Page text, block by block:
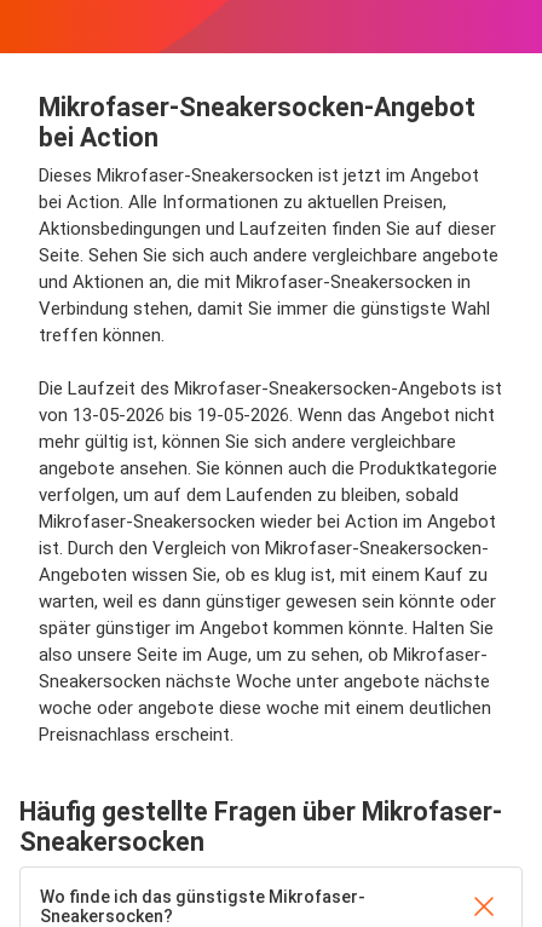
Mikrofaser-Sneakersocken-Angebot
bei Action
Dieses Mikrofaser-Sneakersocken ist jetzt im Angebot
bei Action. Alle Informationen zu aktuellen Preisen,
Aktionsbedingungen und Laufzeiten finden Sie auf dieser
Seite. Sehen Sie sich auch andere vergleichbare angebote
und Aktionen an, die mit Mikrofaser-Sneakersocken in
Verbindung stehen, damit Sie immer die günstigste Wahl
treffen können.
Die Laufzeit des Mikrofaser-Sneakersocken-Angebots ist
von 13-05-2026 bis 19-05-2026. Wenn das Angebot nicht
mehr gültig ist, können Sie sich andere vergleichbare
angebote ansehen. Sie können auch die Produktkategorie
verfolgen, um auf dem Laufenden zu bleiben, sobald
Mikrofaser-Sneakersocken wieder bei Action im Angebot
ist. Durch den Vergleich von Mikrofaser-Sneakersocken-
Angeboten wissen Sie, ob es klug ist, mit einem Kauf zu
warten, weil es dann günstiger gewesen sein könnte oder
später günstiger im Angebot kommen könnte. Halten Sie
also unsere Seite im Auge, um zu sehen, ob Mikrofaser-
Sneakersocken nächste Woche unter angebote nächste
woche oder angebote diese woche mit einem deutlichen
Preisnachlass erscheint.
Häufig gestellte Fragen über Mikrofaser-
Sneakersocken
Wo finde ich das günstigste Mikrofaser-
Sneakersocken?